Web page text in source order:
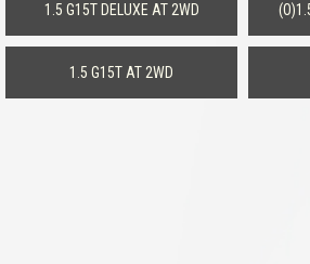
1.5 G15T DELUXE AT 2WD
1.5 G15T AT 2WD